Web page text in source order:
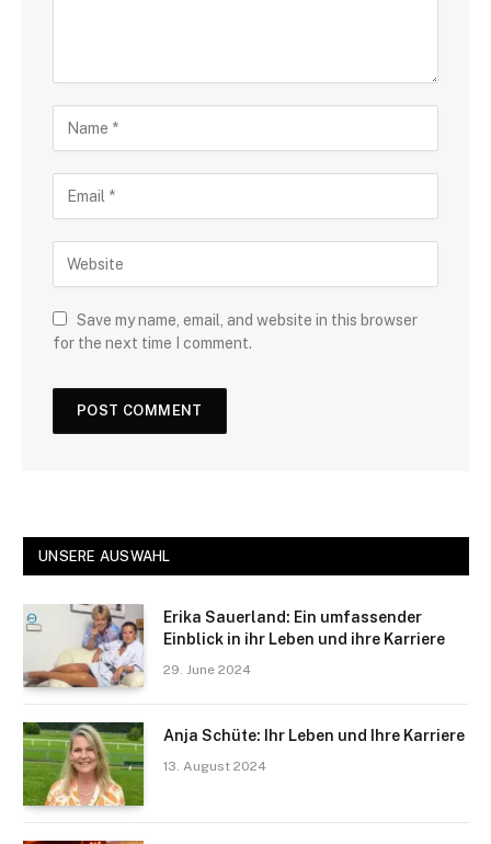
Save my name, email, and website in this browser
for the next time I comment.
UNSERE AUSWAHL
Erika Sauerland: Ein umfassender
Einblick in ihr Leben und ihre Karriere
29. June 2024
Anja Schüte: Ihr Leben und Ihre Karriere
13. August 2024